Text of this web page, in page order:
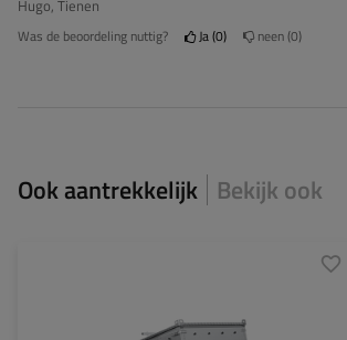
Hugo, Tienen
Was de beoordeling nuttig? Ja 0 neen 0
Ook aantrekkelijk Bekijk ook
Lengte van de laadruimte: 2641 mm